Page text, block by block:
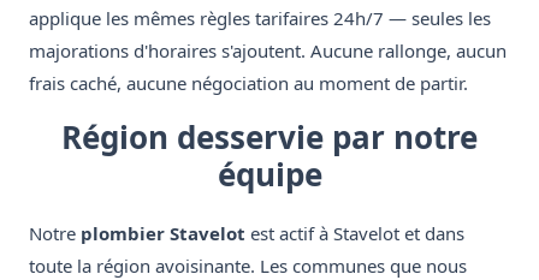
applique les mêmes règles tarifaires 24h/7 — seules les
majorations d'horaires s'ajoutent. Aucune rallonge, aucun
frais caché, aucune négociation au moment de partir.
Région desservie par notre
équipe
Notre plombier Stavelot est actif à Stavelot et dans
toute la région avoisinante. Les communes que nous